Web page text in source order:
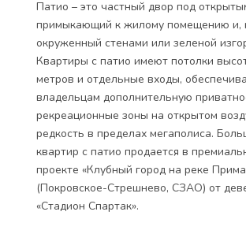
Патио – это частный двор под
примыкающий к жилому помещению и,
окруженный стенами или зеленой
Квартиры с патио имеют потолки
метров и отдельные входы,
владельцам дополнительную
рекреационные зоны на открытом
редкость в пределах мегаполиса.
квартир с патио продается в
проекте «Клубный город на реке
(Покровское-Стрешнево, СЗАО) от
«Стадион Спартак».